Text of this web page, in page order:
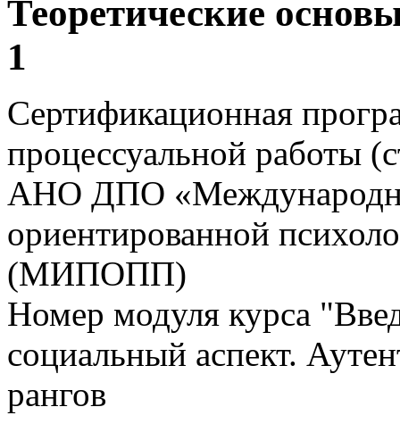
Теоретические
1
Сертификационная
процессуальной работы
АНО ДПО
ориентированной
(МИПОПП)
Номер модуля курса
социальный аспект.
рангов